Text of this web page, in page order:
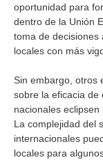
oportunidad para
dentro de la Unión
toma de decisiones
locales con más
Sin embargo, otros
sobre la eficacia de
nacionales
La complejidad del
internacionales
locales para